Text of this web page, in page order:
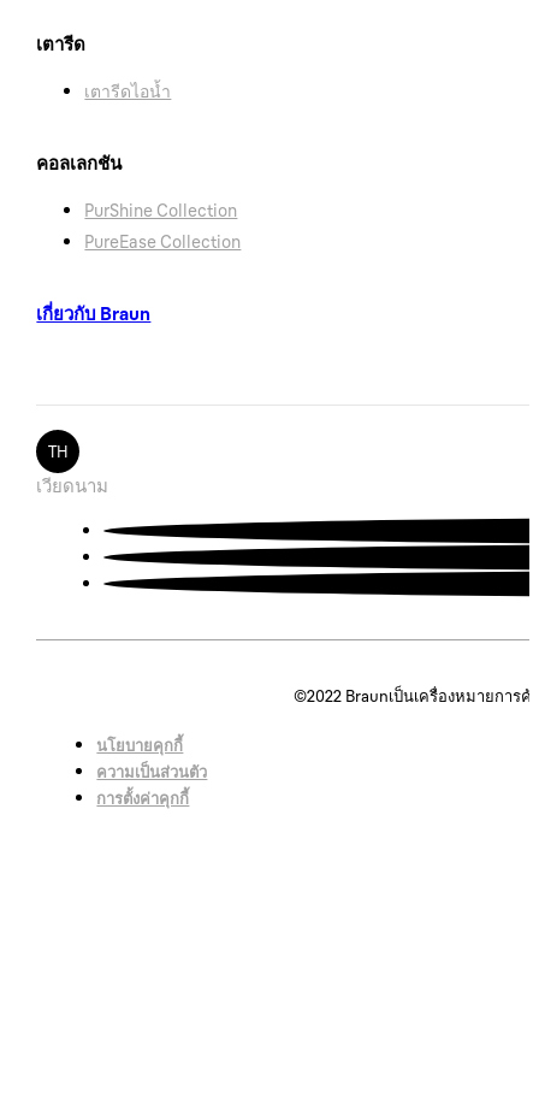
เตารีด
เตารีดไอน้ำ
คอลเลกชัน
PurShine Collection
PureEase Collection
เกี่ยวกับ Braun
TH
เวียดนาม
©2022 Braunเป็นเครื่องหมายการ
นโยบายคุกกี้
ความเป็นส่วนตัว
การตั้งค่าคุกกี้